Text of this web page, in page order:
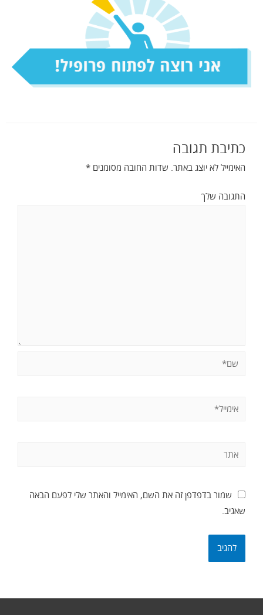
כתיבת תגובה
האימייל לא יוצג באתר. שדות החובה מסומנים *
התגובה שלך
שמור בדפדפן זה את השם, האימייל והאתר שלי לפעם הבאה
שאגיב.